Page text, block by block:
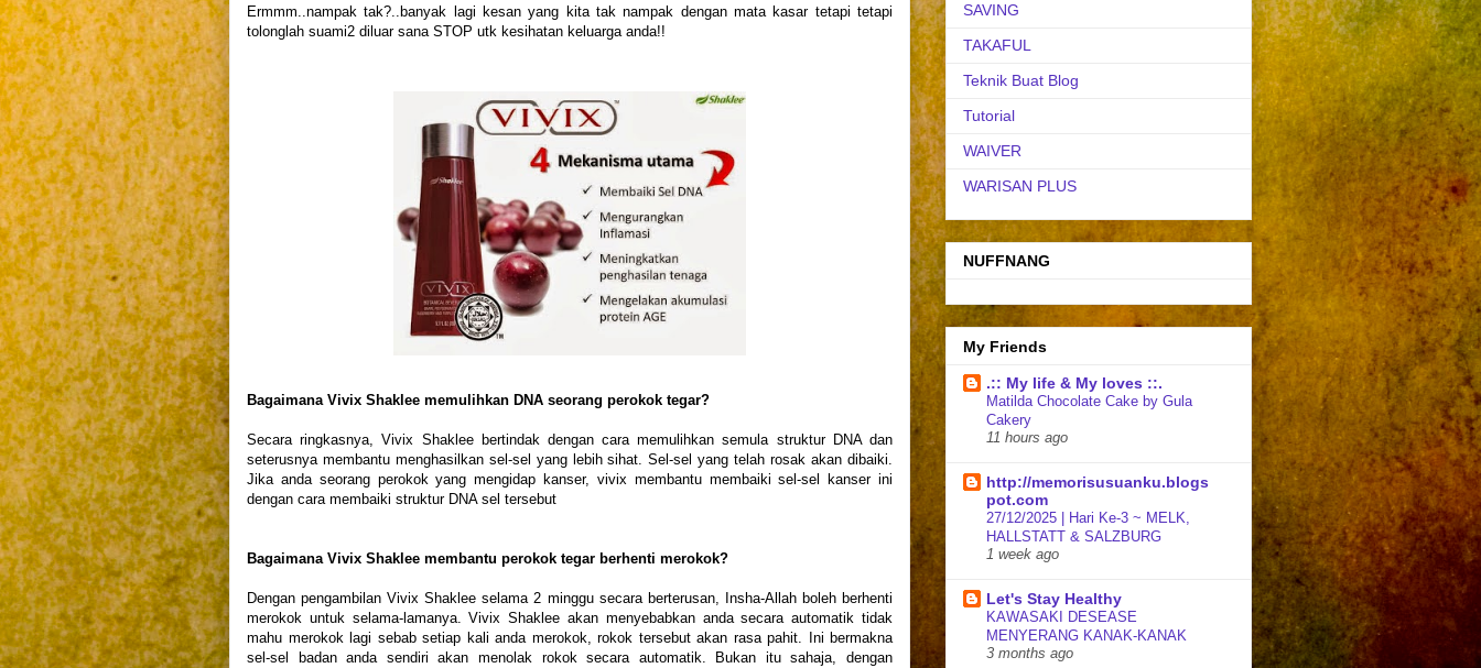
Ermmm..nampak tak?..banyak lagi kesan yang kita tak nampak dengan mata kasar tetapi tetapi
tolonglah suami2 diluar sana STOP utk kesihatan keluarga anda!!
Bagaimana Vivix Shaklee memulihkan DNA seorang perokok tegar?
Secara ringkasnya, Vivix Shaklee bertindak dengan cara memulihkan semula struktur DNA dan
seterusnya membantu menghasilkan sel-sel yang lebih sihat. Sel-sel yang telah rosak akan dibaiki.
Jika anda seorang perokok yang mengidap kanser, vivix membantu membaiki sel-sel kanser ini
dengan cara membaiki struktur DNA sel tersebut
Bagaimana Vivix Shaklee membantu perokok tegar berhenti merokok?
Dengan pengambilan Vivix Shaklee selama 2 minggu secara berterusan, Insha-Allah boleh berhenti
merokok untuk selama-lamanya. Vivix Shaklee akan menyebabkan anda secara automatik tidak
mahu merokok lagi sebab setiap kali anda merokok, rokok tersebut akan rasa pahit. Ini bermakna
sel-sel badan anda sendiri akan menolak rokok secara automatik. Bukan itu sahaja, dengan
SAVING
TAKAFUL
Teknik Buat Blog
Tutorial
WAIVER
WARISAN PLUS
NUFFNANG
My Friends
.:: My life & My loves ::.
Matilda Chocolate Cake by Gula
Cakery
11 hours ago
http://memorisusuanku.blogs
pot.com
27/12/2025 | Hari Ke-3 ~ MELK,
HALLSTATT & SALZBURG
1 week ago
Let's Stay Healthy
KAWASAKI DESEASE
MENYERANG KANAK-KANAK
3 months ago